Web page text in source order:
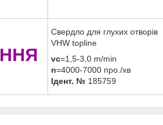
Свердло для глухих отворів
VHW topline
vc=1,5-3,0 m/min
n=4000-7000 про./хв
Ідент. № 185759